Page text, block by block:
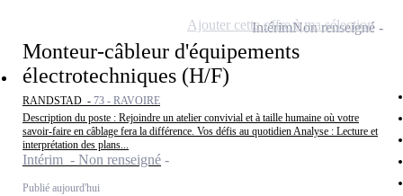
Monteur-câbleur d'équipements
électrotechniques (H/F)
RANDSTAD - 73 - RAVOIRE
Description du poste : Rejoindre un atelier convivial et à taille humaine où votre
savoir-faire en câblage fera la différence. Vos défis au quotidien Analyse : Lecture et
interprétation des plans...
Intérim - Non renseigné
Publié aujourd'hui
IntérimNon renseigné
Ajouter cette offre à ma sélection